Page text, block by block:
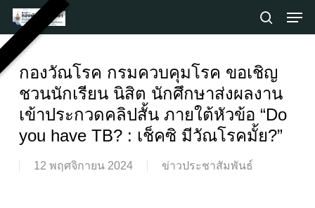
Skip
main
content
กองวัณโรค กรมควบคุมโรค ขอเชิญ
ชวนนักเรียน นิสิต นักศึกษาส่งผลงาน
เข้าประกวดคลิปสั้น ภายใต้หัวข้อ “Do
you have TB? : เช็คซิ มีวัณโรคมั้ย?”
12 พฤศจิกายน 2024 ข่าวประชาสัมพันธ์